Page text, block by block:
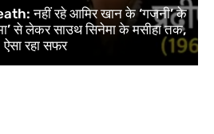
नहीं रहे आमिर खान के ‘गजनी’ के
से लेकर साउथ सिनेमा के मसीहा तक,
ऐसा रहा सफर